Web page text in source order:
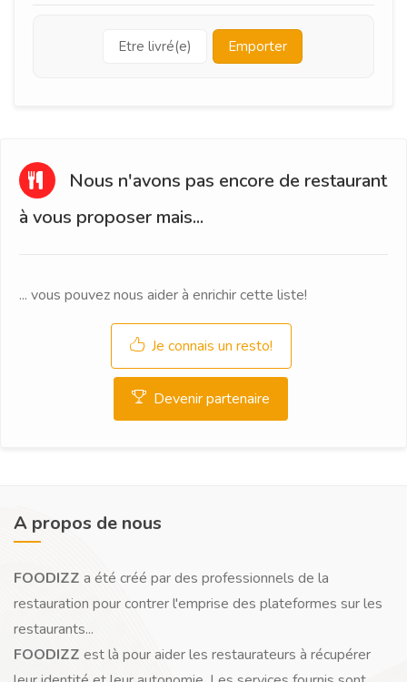
Etre livré(e) Emporter
Nous n'avons pas encore de restaurant
à vous proposer mais...
... vous pouvez nous aider à enrichir cette liste!
Je connais un resto!
Devenir partenaire
A propos de nous
FOODIZZ a été créé par des professionnels de la
restauration pour contrer l'emprise des plateformes sur les
restaurants...
FOODIZZ est là pour aider les restaurateurs à récupérer